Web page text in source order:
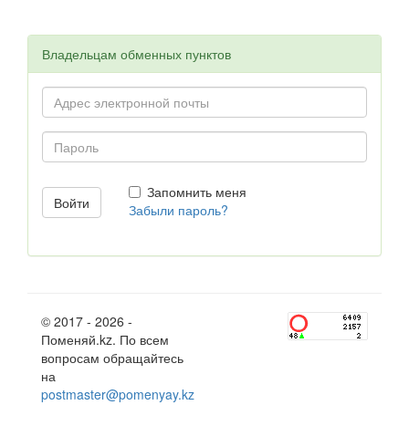
Владельцам обменных пунктов
Запомнить меня
Забыли пароль?
© 2017 - 2026 -
Поменяй.kz. По всем
вопросам обращайтесь
на
postmaster@pomenyay.kz